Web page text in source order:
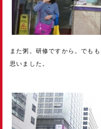
また粥。研修ですから。でも
思いました。